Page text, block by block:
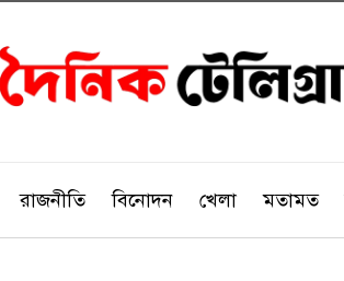
রাজনীতি বিনোদন খেলা মতামত